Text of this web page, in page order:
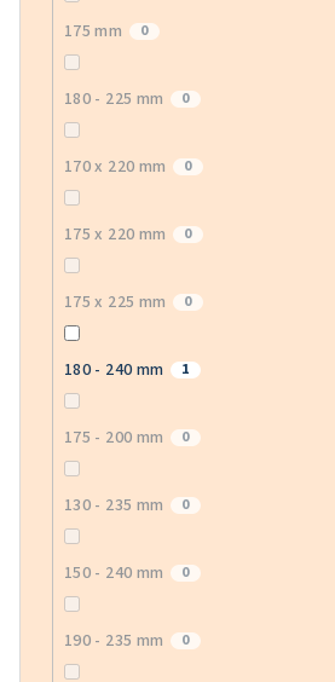
175 mm 0
180 - 225 mm 0
170 x 220 mm 0
175 x 220 mm 0
175 x 225 mm 0
180 - 240 mm 1
175 - 200 mm 0
130 - 235 mm 0
150 - 240 mm 0
190 - 235 mm 0